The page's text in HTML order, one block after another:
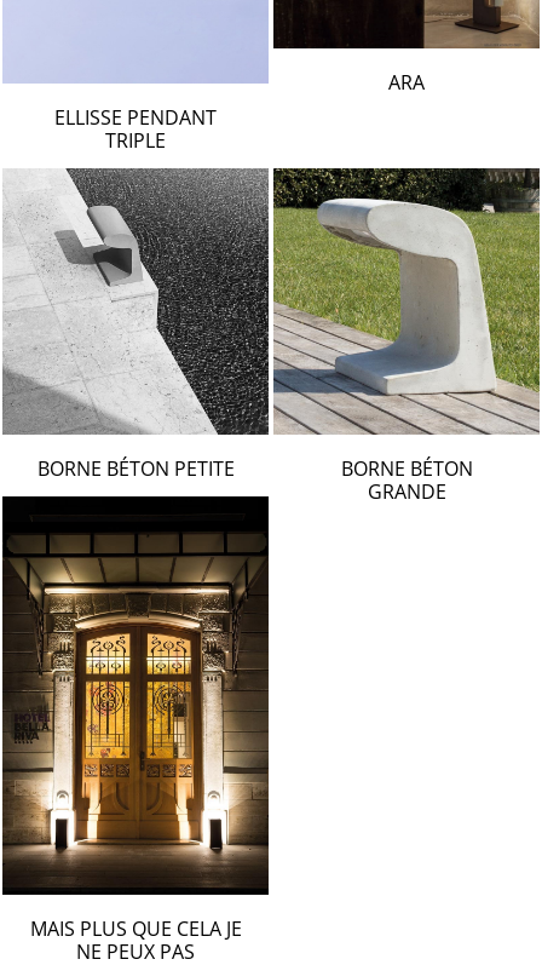
LAMBERT & FILS
ROGER PRADIER
CATELLANI & SMITH
TOBIAS GRAU
GROK
ARA
ELLISSE PENDANT
TRIPLE
BORNE BÉTON
GRANDE
BORNE BÉTON PETITE
MAIS PLUS QUE CELA JE
NE PEUX PAS